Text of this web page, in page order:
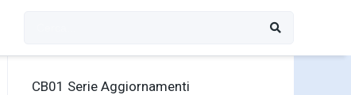
CB01 Serie Aggiornamenti